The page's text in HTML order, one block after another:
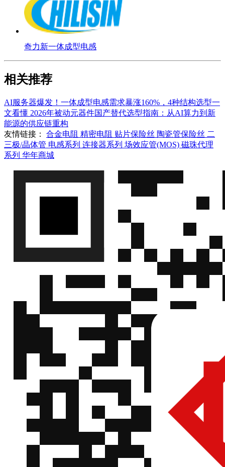
奇力新一体成型电感
相关推荐
AI服务器爆发！一体成型电感需求暴涨160%，4种结构选型一
文看懂 2026年被动元器件国产替代选型指南：从AI算力到新
能源的供应链重构
友情链接：
合金电阻 精密电阻 贴片保险丝 陶瓷管保险丝 二
三极/晶体管 电感系列 连接器系列 场效应管(MOS) 磁珠代理
系列 华年商城